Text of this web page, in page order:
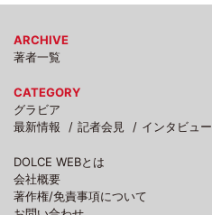
ARCHIVE
著者一覧
CATEGORY
グラビア
最新情報
記者会見 インタビュー
DOLCE WEBとは
会社概要
著作権/免責事項について